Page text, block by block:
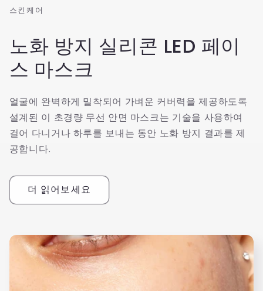
스킨케어
노화 방지 실리콘 LED 페이
스 마스크
얼굴에 완벽하게 밀착되어 가벼운 커버력을 제공하도록
설계된 이 초경량 무선 안면 마스크는 기술을 사용하여
걸어 다니거나 하루를 보내는 동안 노화 방지 결과를 제
공합니다.
더 읽어보세요